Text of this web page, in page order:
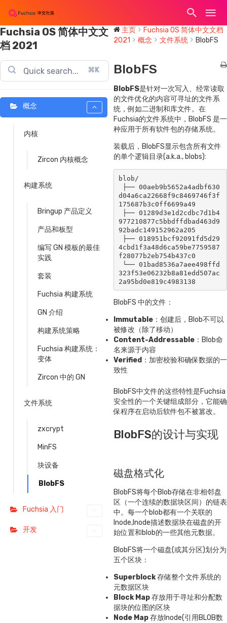
Fuchsia OS 简体中文文
档 2021
⌘K
概念
内核
Zircon 内核概念
构建系统
Bringup 产品定义
产品和板型
编写 GN 模板的最佳
实践
套装
Fuchsia 构建系统
GN 介绍
构建系统策略
Fuchsia 构建系统：
变体
Zircon 中的 GN
文件系统
zxcrypt
MinFS
块设备
BlobFS
Fuchsia 入门
开发
主页
Fuchsia OS 简体中文文档
2021
概念 文件系统 BlobFS
BlobFS
BlobFS是针对一次写入、经常读取
的文件优化的内容可寻址的文件系
统，例如二进制和库文件。在
Fuchsia的文件系统中，BlobFS 是一
种应用于所有软件包的存储系统。
装载后，BlobFS显示包含所有文件
的单个逻辑目录(a.k.a., blobs):
blob/
d04a6ca22668f9c8469746f3f
175687b3c0ff6699a49
977210877c5bbdffdbad463d9
92badc149152962a205
4cbd1f3a48d6ca59be7759587
f28077b2eb754b437c0
323f53e06232b8a81edd507ac
2a95bd0e819c4983138
BlobFS 中的文件：
Immutable ：创建后，Blob不可以
被修改（除了移动）
Content-Addressable ：Blob命
名来源于内容
Verified ：加密校验和确保数据的一
致性
BlobFS中文件的这些特性是Fuchsia
安全性的一个关键组成部分，它能确
保程序在启动后软件包不被篡改。
BlobFS的设计与实现
磁盘格式化
BlobFS将每个Blob存储在非相邻盘
区（一个连续的数据块区间）的链表
中。每一个blob都有一个关联的
Inode,Inode描述数据块在磁盘的开
始位置和blob的一些其他元数据。
BlobFS将一个磁盘(或其分区)划分为
五个区块：
Superblock存储整个文件系统的
元数据区块
Block Map存放用于寻址和分配数
据块的位图的区块
Node Map存放Inode(引用BLOB数